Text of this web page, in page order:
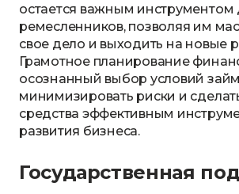
остается важным инструментом
ремесленников, позволяя им
свое дело и выходить на новые
Грамотное планирование
осознанный выбор условий
минимизировать риски и
средства эффективным
развития бизнеса.
Государственная